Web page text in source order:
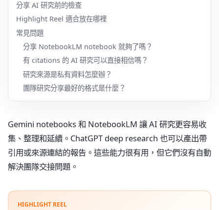
分享 AI 研究前的檢查
Highlight Reel 適合放在哪裡
常見問題
分享 NotebookLM notebook 就夠了嗎？
有 citations 的 AI 研究可以直接相信嗎？
研究來源是私有資料怎麼辦？
團隊研究分享最好的格式是什麼？
Gemini notebooks 和 NotebookLM 讓 AI 研究更容易收
集、整理和延續。ChatGPT deep research 也可以產出帶
引用或來源連結的報告。這些能力很有用，但它們沒有自動
解決團隊交接問題。
HIGHLIGHT REEL